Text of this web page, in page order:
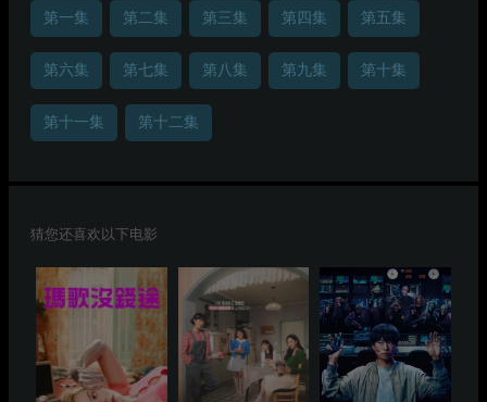
第一集 第二集 第三集 第四集 第五集
第六集 第七集 第八集 第九集 第十集
第十一集 第十二集
猜您还喜欢以下电影